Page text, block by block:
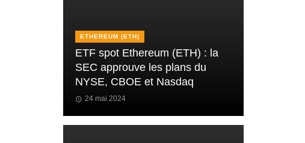
ETHEREUM (ETH)
ETF spot Ethereum (ETH) : la
SEC approuve les plans du
NYSE, CBOE et Nasdaq
24 mai 2024